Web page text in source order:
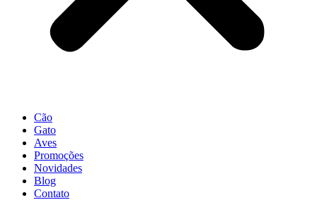
Cão
Gato
Aves
Promoções
Novidades
Blog
Contato